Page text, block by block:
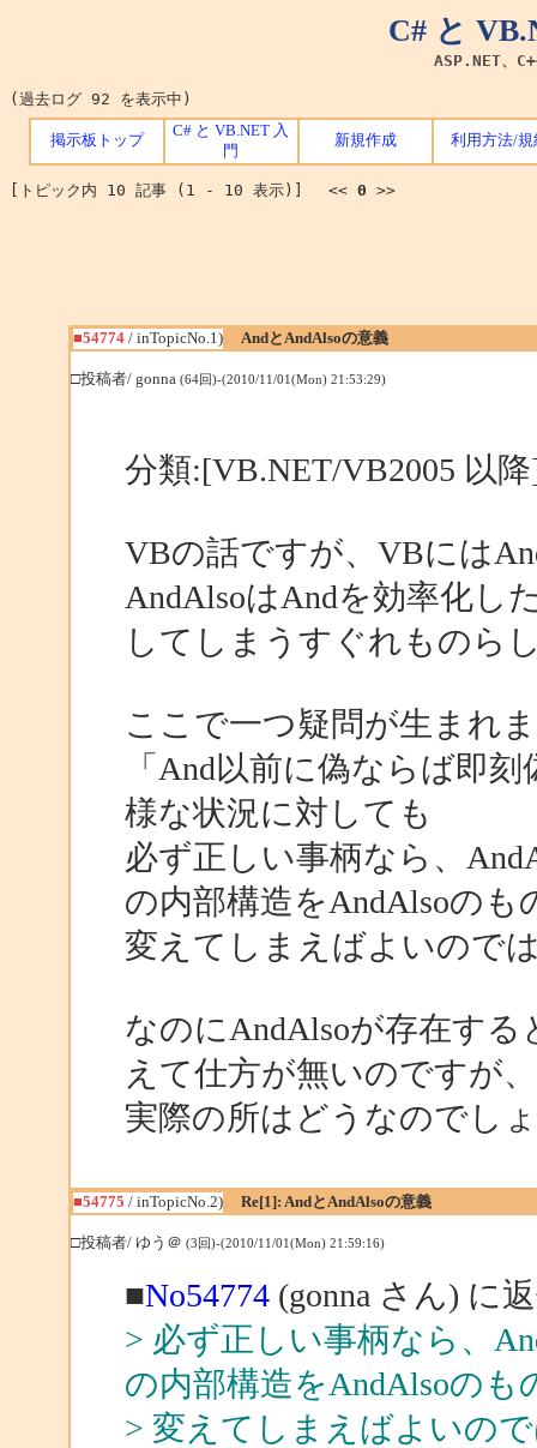
C# と
ASP.NET、
(過去ログ 92 を表示中)
掲示板トップ
C# と VB.NET 入
門
新規作成 利用方法/規
[トピック内 10 記事 (1 - 10 表示)] << 0 >>
■54774/ inTopicNo.1) AndとAndAlsoの意義
□投稿者/ gonna (64回)-(2010/11/01(Mon) 21:53:29)
分類:[VB.NET/VB2005 以
VBの話ですが、VBには
AndAlsoはAndを効率化し
してしまうすぐれものら
ここで一つ疑問が生まれ
「And以前に偽ならば即
様な状況に対しても
必ず正しい事柄なら、
の内部構造をAndAlsoのも
変えてしまえばよいので
なのにAndAlsoが存在す
えて仕方が無いのですが、
実際の所はどうなのでし
■54775 / inTopicNo.2) Re[1]: AndとAndAlsoの意義
□投稿者/ ゆう＠ (3回)-(2010/11/01(Mon) 21:59:16)
■No54774(gonna さん) に
> 必ず正しい事柄なら、
の内部構造をAndAlsoのも
> 変えてしまえばよいの